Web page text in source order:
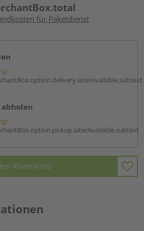
für Paketdienst
Warenkorb